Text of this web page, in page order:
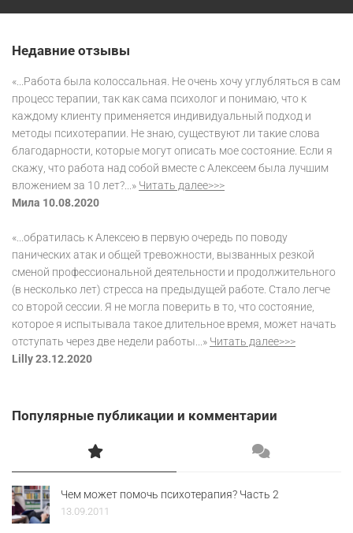
Недавние отзывы
«...Работа была колоссальная. Не очень хочу углубляться в сам
процесс терапии, так как сама психолог и понимаю, что к
каждому клиенту применяется индивидуальный подход и
методы психотерапии. Не знаю, существуют ли такие слова
благодарности, которые могут описать мое состояние. Если я
скажу, что работа над собой вместе с Алексеем была лучшим
вложением за 10 лет?...» Читать далее>>>
Мила 10.08.2020
«...обратилась к Алексею в первую очередь по поводу
панических атак и общей тревожности, вызванных резкой
сменой профессиональной деятельности и продолжительного
(в несколько лет) стресса на предыдущей работе. Стало легче
со второй сессии. Я не могла поверить в то, что состояние,
которое я испытывала такое длительное время, может начать
отступать через две недели работы...» Читать далее>>>
Lilly 23.12.2020
Популярные публикации и комментарии
Чем может помочь психотерапия? Часть 2
13.09.2011